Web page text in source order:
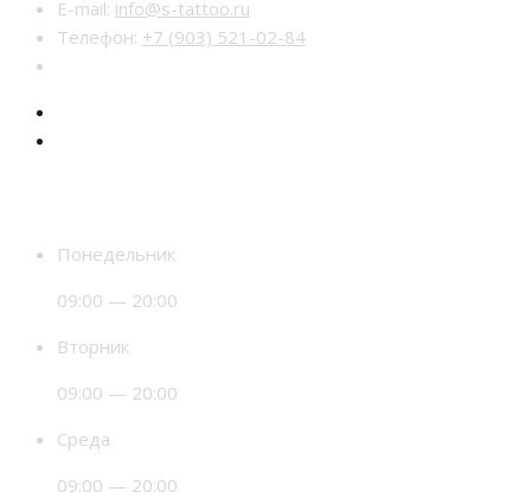
E-mail: info@s-tattoo.ru
Телефон: +7 (903) 521-02-84
Понедельник
09:00 — 20:00
Вторник
09:00 — 20:00
Среда
09:00 — 20:00